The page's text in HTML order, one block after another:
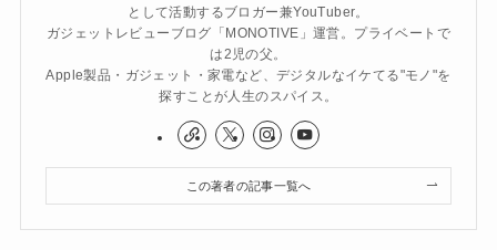
として活動するブロガー兼YouTuber。
ガジェットレビューブログ「MONOTIVE」運営。プライベートで
は2児の父。
Apple製品・ガジェット・家電など、デジタルなイケてる"モノ"を
探すことが人生のスパイス。
この著者の記事一覧へ